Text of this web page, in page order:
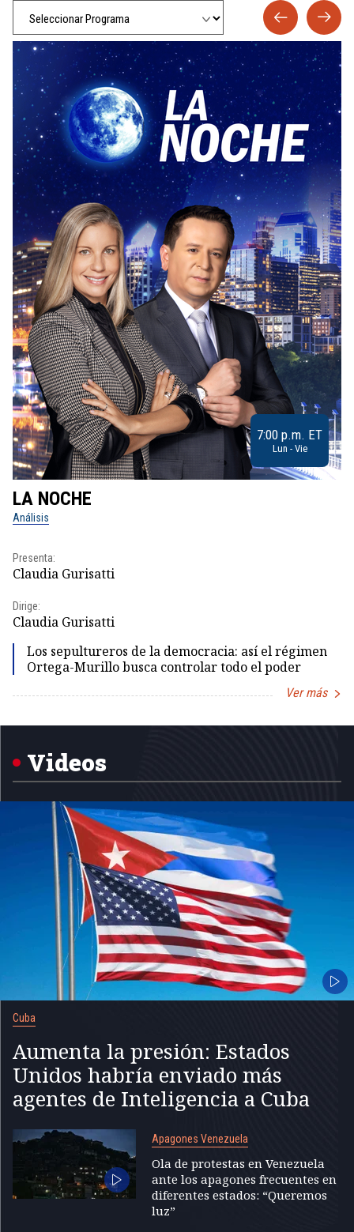
7:00 p.m. ET
Lun - Vie
LA NOCHE
Análisis
Presenta:
Claudia Gurisatti
Dirige:
Claudia Gurisatti
Los sepultureros de la democracia: así el régimen
Ortega-Murillo busca controlar todo el poder
Ver más
1
Videos
Cuba
Aumenta la presión: Estados
Unidos habría enviado más
agentes de Inteligencia a Cuba
Apagones Venezuela
Ola de protestas en Venezuela
ante los apagones frecuentes en
diferentes estados: “Queremos
luz”